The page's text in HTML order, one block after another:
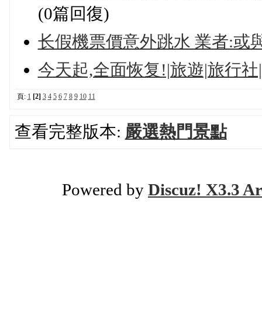
(0篇回復)
长假機票價意外跳水 業者:或
今天起,全面恢复!|旅遊|旅行
頁: 1 [2] 3 4 5 6 7 8 9 10 11
查看完整版本: 嚴選熱門景點
Powered by Discuz! X3.3